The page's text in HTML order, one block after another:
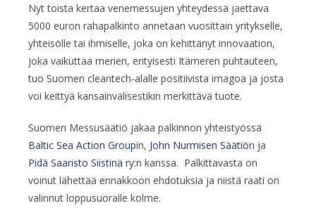
Nyt toista kertaa venemessujen yhteydessä jaettava
5000 euron rahapalkinto annetaan vuosittain yritykselle,
yhteisölle tai ihmiselle, joka on kehittänyt innovaation,
joka vaikuttaa merien, erityisesti Itämeren puhtauteen,
tuo Suomen cleantech-alalle positiivista imagoa ja josta
voi keittyä kansainvälisestikin merkittävä tuote.
Suomen Messusäätiö jakaa palkinnon yhteistyössä
Baltic Sea Action Groupin, John Nurmisen Säätiön ja
Pidä Saaristo Siistinä ry:n kanssa. Palkittavasta on
voinut lähettää ennakkoon ehdotuksia ja niistä raati on
valinnut loppusuoralle kolme.